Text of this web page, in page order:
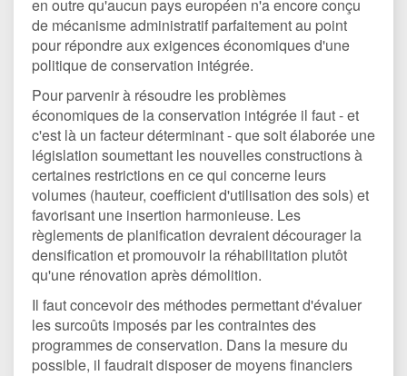
en outre qu'aucun pays européen n'a encore conçu
de mécanisme administratif parfaitement au point
pour répondre aux exigences économiques d'une
politique de conservation intégrée.
Pour parvenir à résoudre les problèmes
économiques de la conservation intégrée il faut - et
c'est là un facteur déterminant - que soit élaborée une
législation soumettant les nouvelles constructions à
certaines restrictions en ce qui concerne leurs
volumes (hauteur, coefficient d'utilisation des sols) et
favorisant une insertion harmonieuse. Les
règlements de planification devraient décourager la
densification et promouvoir la réhabilitation plutôt
qu'une rénovation après démolition.
Il faut concevoir des méthodes permettant d'évaluer
les surcoûts imposés par les contraintes des
programmes de conservation. Dans la mesure du
possible, il faudrait disposer de moyens financiers